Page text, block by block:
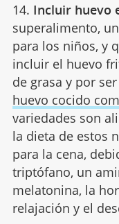
14. Incluir huevo
superalimento,
para los niños, y
incluir el huevo
de grasa y por
huevo cocido
variedades son
la dieta de estos
para la cena,
triptófano, un
melatonina, la
relajación y el